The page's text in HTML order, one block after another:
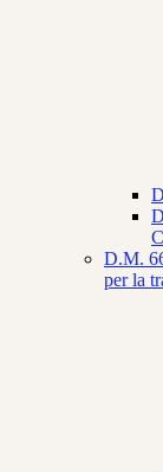
D.M.
per la